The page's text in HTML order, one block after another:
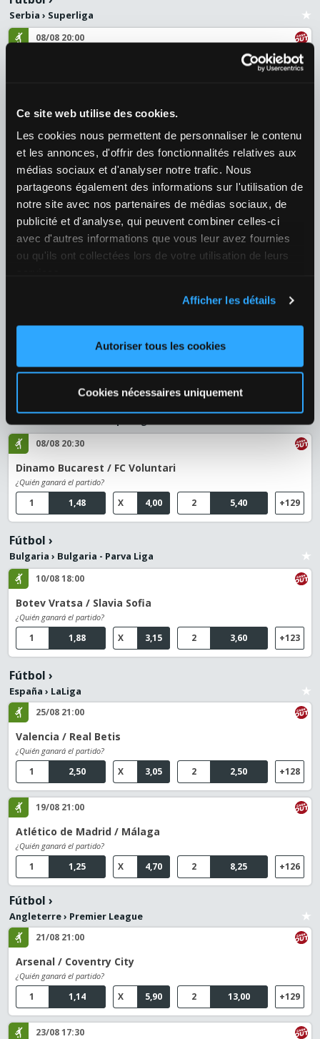
Ce site web utilise des cookies.
Les cookies nous permettent de personnaliser le contenu
et les annonces, d'offrir des fonctionnalités relatives aux
médias sociaux et d'analyser notre trafic. Nous
partageons également des informations sur l'utilisation de
notre site avec nos partenaires de médias sociaux, de
publicité et d'analyse, qui peuvent combiner celles-ci
avec d'autres informations que vous leur avez fournies
ou qu'ils ont collectées lors de votre utilisation de leurs
Afficher les détails
Autoriser tous les cookies
Cookies nécessaires uniquement
Serbia › Superliga
08/08 20:00
Fútbol›
Países Bajos›Eredivisie
08/08 20:00
PSV Eindhoven / Fortuna Sittard
¿Quién ganará el partido?
¿Quién ganará el partido?
1,43
1 4,20
X 6,10
2 +126
08/08 20:30
Dinamo Bucarest / FC Voluntari
¿Quién ganará el partido?
1,48
1 4,00
X 5,40
2 +129
Fútbol ›
Bulgaria › Bulgaria - Parva Liga
10/08 18:00
Botev Vratsa / Slavia Sofia
¿Quién ganará el partido?
1,88
1 3,15
X 3,60
2 +123
Fútbol ›
España › LaLiga
25/08 21:00
Valencia / Real Betis
¿Quién ganará el partido?
2,50
1 3,05
X 2,50
2 +128
19/08 21:00
Atlético de Madrid / Málaga
¿Quién ganará el partido?
1,25
1 4,70
X 8,25
2 +126
Fútbol ›
Angleterre› Premier League
21/08 21:00
Arsenal / Coventry City
¿Quién ganará el partido?
1,14
1 5,90
X 13,00
2 +129
23/08 17:30